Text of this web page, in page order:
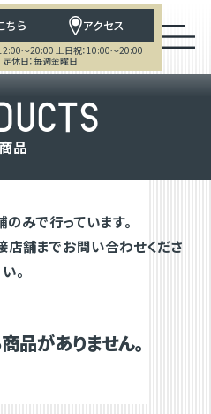
ちら アクセス
～20:00 土日祝：10:00～20:00
定休日：毎週金曜日
DUCTS
商品
みで行っています。
舗までお問い合わせくださ
い。
品がありません。